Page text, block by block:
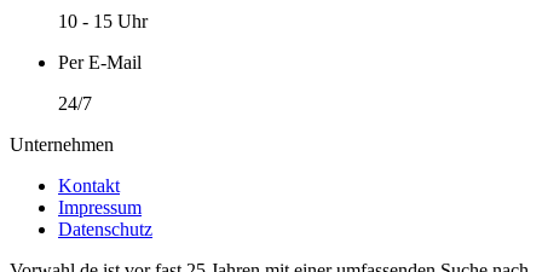
10 - 15 Uhr
Per E-Mail
24/7
Unternehmen
Kontakt
Impressum
Datenschutz